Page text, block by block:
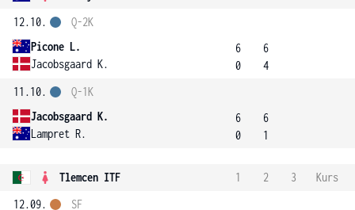
12.10.
Picone L.
Jacobsgaard K.
Q-2K
6
0
6
4
11.10.
Jacobsgaard K.
Lampret R.
Q-1K
6
0
6
1
Tlemcen ITF 1 2 3
Kurs
12.09.
SF